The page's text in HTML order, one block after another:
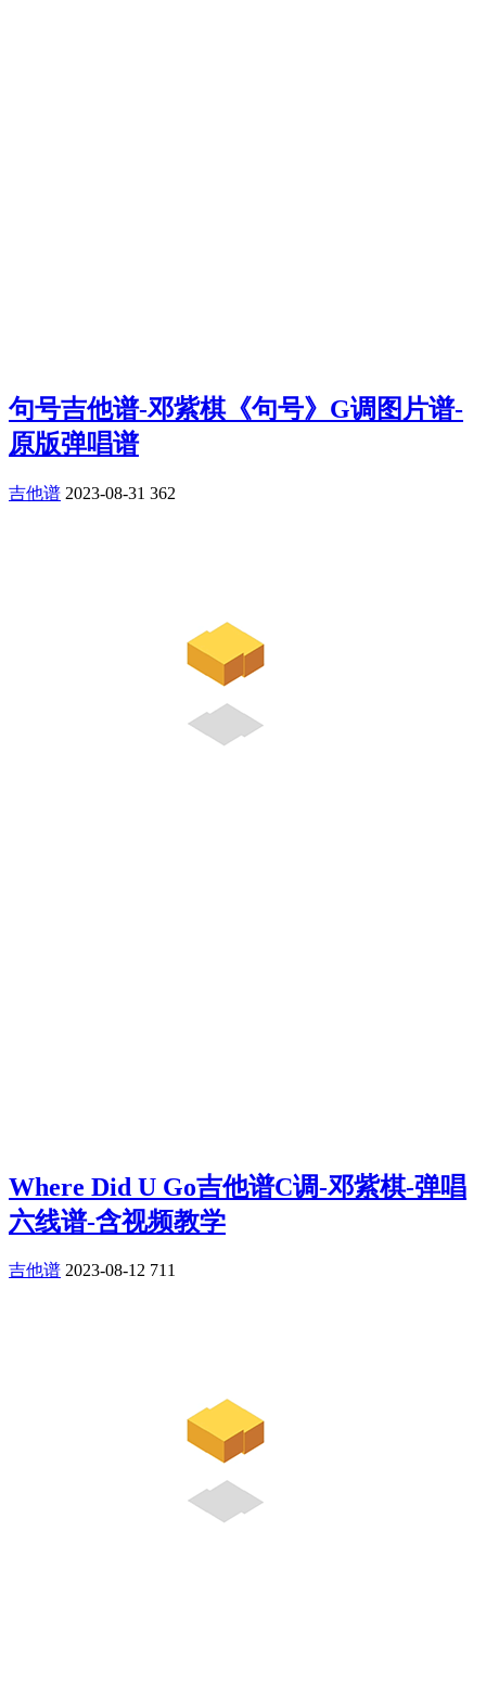
句号吉他谱-邓紫棋《句号》G调图片谱-
原版弹唱谱
吉他谱 2023-08-31 362
Where Did U Go吉他谱C调-邓紫棋-弹唱
六线谱-含视频教学
吉他谱 2023-08-12 711